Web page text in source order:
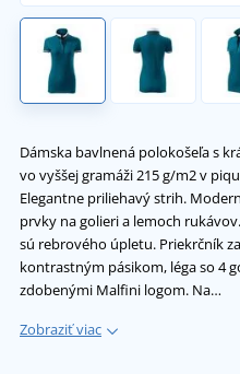
Dámska bavlnená polokošeľa s
vo vyššej gramáži 215 g/m2 v
Elegantne priliehavý strih.
prvky na golieri a lemoch
sú rebrového úpletu. Priekrčník
kontrastným pásikom, léga so 4
zdobenými Malfini logom. Na…
Zobraziť viac